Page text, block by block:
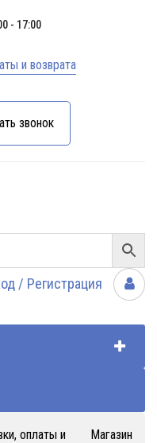
- 17:00
и возврата
звонок
/ Регистрация
оплаты и
Магазин